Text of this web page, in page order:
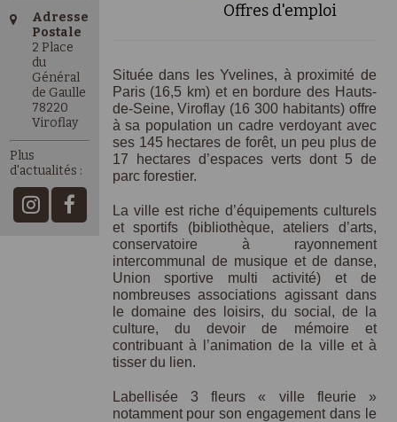
Adresse
Postale
2 Place
du
Général
de Gaulle
78220
Viroflay
Plus
d'actualités :
Offres d'emploi
Située dans les Yvelines, à proximité de
Paris (16,5 km) et en bordure des Hauts-
de-Seine, Viroflay (16 300 habitants) offre
à sa population un cadre verdoyant avec
ses 145 hectares de forêt, un peu plus de
17 hectares d’espaces verts dont 5 de
parc forestier.
La ville est riche d’équipements culturels
et sportifs (bibliothèque, ateliers d’arts,
conservatoire à rayonnement
intercommunal de musique et de danse,
Union sportive multi activité) et de
nombreuses associations agissant dans
le domaine des loisirs, du social, de la
culture, du devoir de mémoire et
contribuant à l’animation de la ville et à
tisser du lien.
Labellisée 3 fleurs « ville fleurie »
notamment pour son engagement dans le